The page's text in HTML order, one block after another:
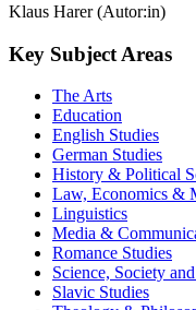
Klaus Harer (Autor:in)
Key Subject Areas
The Arts
Education
English Studies
German Studies
History & Political
Law, Economics &
Linguistics
Media &
Romance Studies
Science, Society
Slavic Studies